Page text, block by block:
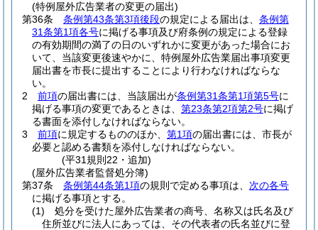
(特例屋外広告業者の変更の届出)
第36条
条例第43条第3項後段の規定による届出は、 条例第
31条第1項各号に掲げる事項及び府条例の規定による登録
の有効期間の満了の日のいずれかに変更があった場合にお
いて、当該変更後速やかに、特例屋外広告業届出事項変更
届出書を市長に提出することにより行わなければならな
い。
2
前項の届出書には、当該届出が条例第31条第1項第5号に
掲げる事項の変更であるときは、 第23条第2項第2号に掲げ
る書面を添付しなければならない。
3
前項に規定するもののほか、 第1項の届出書には、市長が
必要と認める書類を添付しなければならない。
(平31規則22・追加)
(屋外広告業者監督処分簿)
第37条
条例第44条第1項の規則で定める事項は、 次の各号
に掲げる事項とする。
(1)
処分を受けた屋外広告業者の商号、名称又は氏名及び
住所並びに法人にあっては、その代表者の氏名並びに登